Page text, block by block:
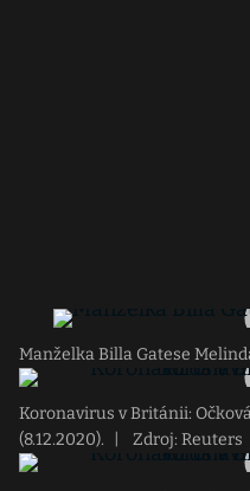
Manželka Billa Gatese
Koronavirus v Británii:
(8.12.2020).
Zdroj: Reuters